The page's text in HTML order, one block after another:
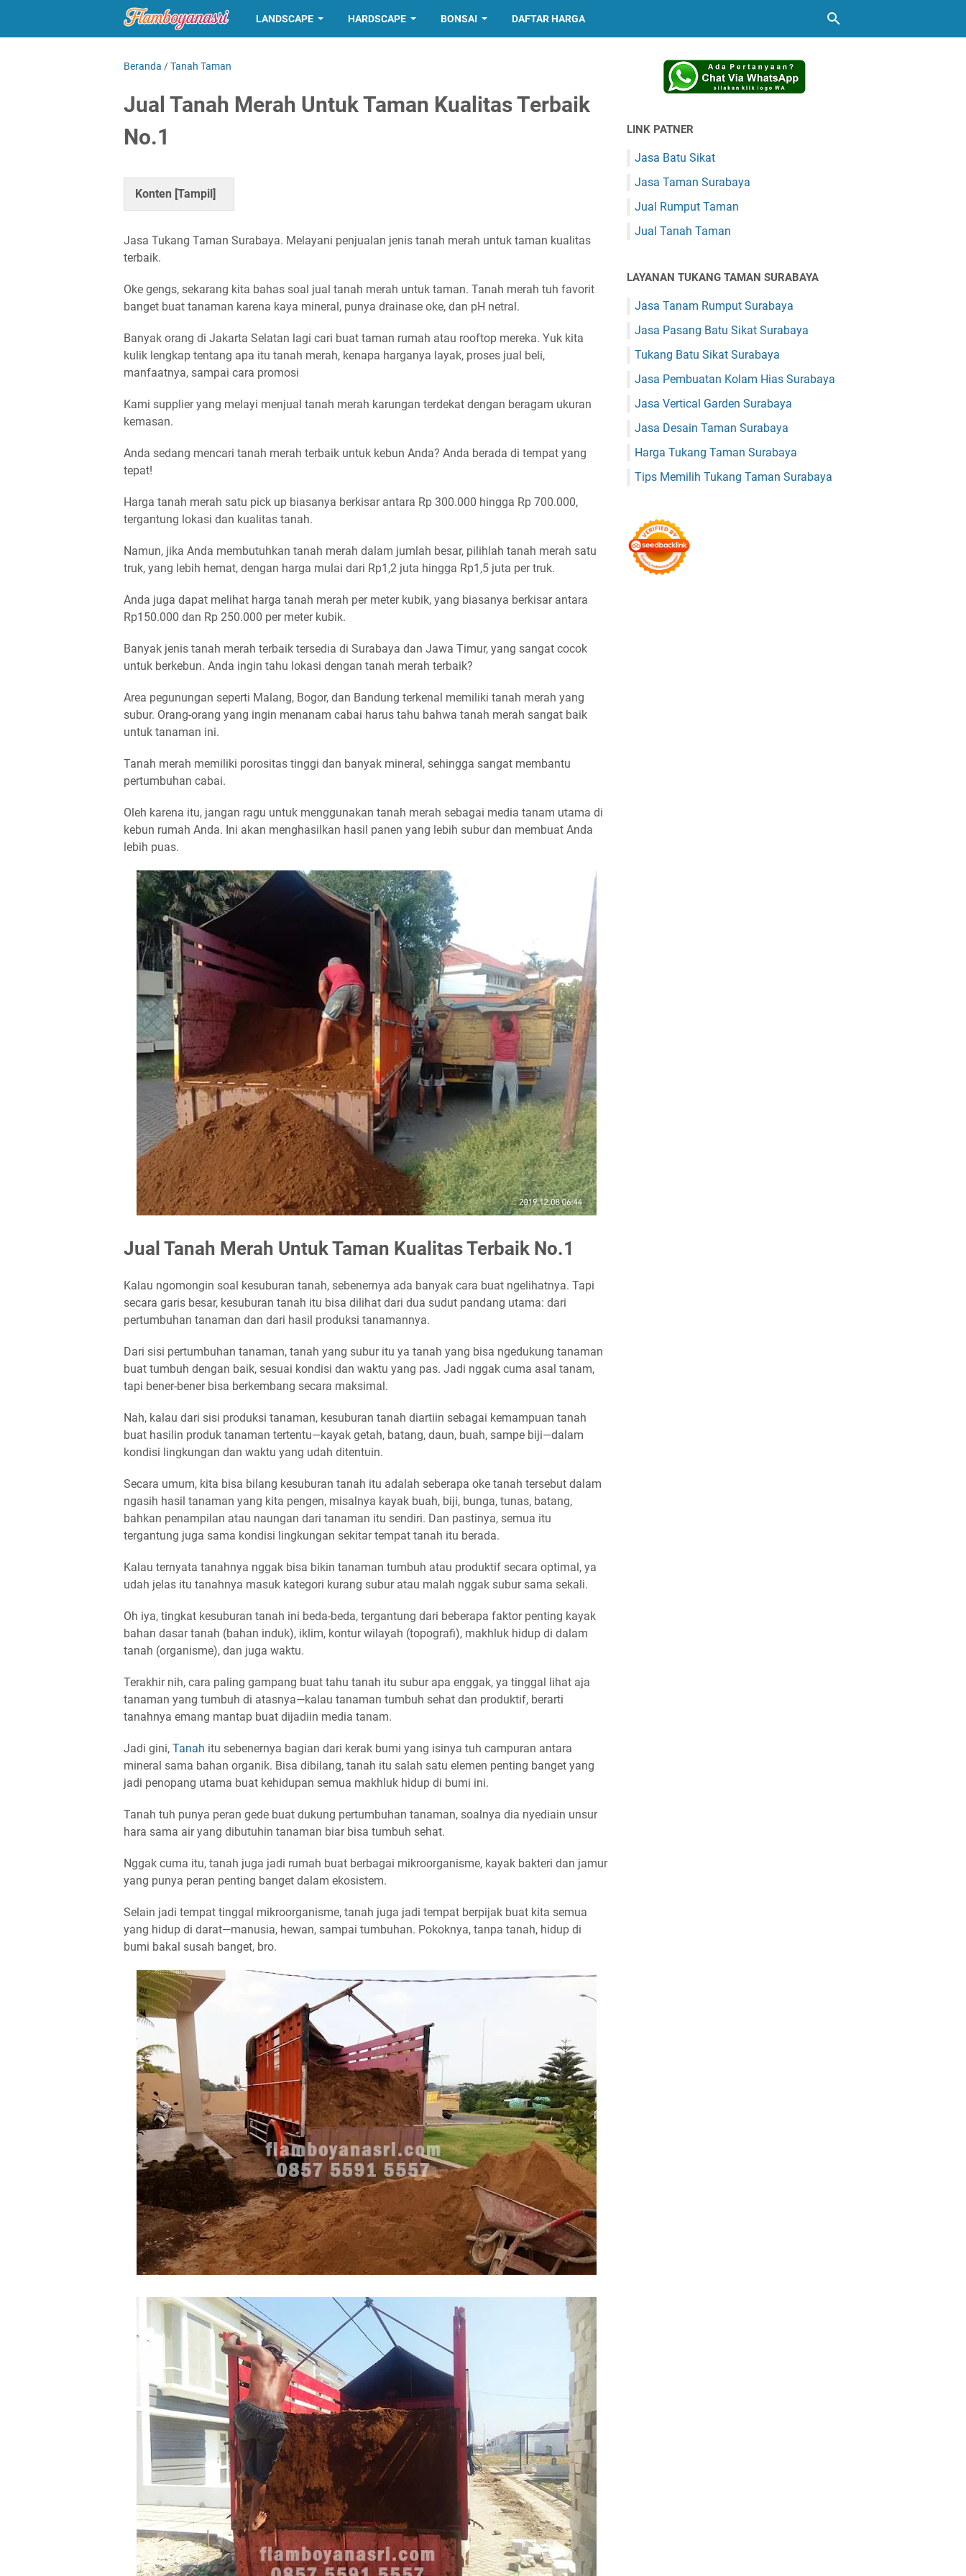
LANDSCAPE HARDSCAPE BONSAI DAFTAR HARGA
Beranda /Tanah Taman
Jual Tanah Merah Untuk Taman Kualitas Terbaik
No.1
Konten [Tampil]
Jasa Tukang Taman Surabaya. Melayani penjualan jenis tanah merah untuk taman kualitas
terbaik.
Oke gengs, sekarang kita bahas soal jual tanah merah untuk taman. Tanah merah tuh favorit
banget buat tanaman karena kaya mineral, punya drainase oke, dan pH netral.
Banyak orang di Jakarta Selatan lagi cari buat taman rumah atau rooftop mereka. Yuk kita
kulik lengkap tentang apa itu tanah merah, kenapa harganya layak, proses jual beli,
manfaatnya, sampai cara promosi
Kami supplier yang melayi menjual tanah merah karungan terdekat dengan beragam ukuran
kemasan.
Anda sedang mencari tanah merah terbaik untuk kebun Anda? Anda berada di tempat yang
tepat!
Harga tanah merah satu pick up biasanya berkisar antara Rp 300.000 hingga Rp 700.000,
tergantung lokasi dan kualitas tanah.
Namun, jika Anda membutuhkan tanah merah dalam jumlah besar, pilihlah tanah merah satu
truk, yang lebih hemat, dengan harga mulai dari Rp1,2 juta hingga Rp1,5 juta per truk.
Anda juga dapat melihat harga tanah merah per meter kubik, yang biasanya berkisar antara
Rp150.000 dan Rp 250.000 per meter kubik.
Banyak jenis tanah merah terbaik tersedia di Surabaya dan Jawa Timur, yang sangat cocok
untuk berkebun. Anda ingin tahu lokasi dengan tanah merah terbaik?
Area pegunungan seperti Malang, Bogor, dan Bandung terkenal memiliki tanah merah yang
subur. Orang-orang yang ingin menanam cabai harus tahu bahwa tanah merah sangat baik
untuk tanaman ini.
Tanah merah memiliki porositas tinggi dan banyak mineral, sehingga sangat membantu
pertumbuhan cabai.
Oleh karena itu, jangan ragu untuk menggunakan tanah merah sebagai media tanam utama di
kebun rumah Anda. Ini akan menghasilkan hasil panen yang lebih subur dan membuat Anda
lebih puas.
Jual Tanah Merah Untuk Taman Kualitas Terbaik No.1
Kalau ngomongin soal kesuburan tanah, sebenernya ada banyak cara buat ngelihatnya. Tapi
secara garis besar, kesuburan tanah itu bisa dilihat dari dua sudut pandang utama: dari
pertumbuhan tanaman dan dari hasil produksi tanamannya.
Dari sisi pertumbuhan tanaman, tanah yang subur itu ya tanah yang bisa ngedukung tanaman
buat tumbuh dengan baik, sesuai kondisi dan waktu yang pas. Jadi nggak cuma asal tanam,
tapi bener-bener bisa berkembang secara maksimal.
Nah, kalau dari sisi produksi tanaman, kesuburan tanah diartiin sebagai kemampuan tanah
buat hasilin produk tanaman tertentu—kayak getah, batang, daun, buah, sampe biji—dalam
kondisi lingkungan dan waktu yang udah ditentuin.
Secara umum, kita bisa bilang kesuburan tanah itu adalah seberapa oke tanah tersebut dalam
ngasih hasil tanaman yang kita pengen, misalnya kayak buah, biji, bunga, tunas, batang,
bahkan penampilan atau naungan dari tanaman itu sendiri. Dan pastinya, semua itu
tergantung juga sama kondisi lingkungan sekitar tempat tanah itu berada.
Kalau ternyata tanahnya nggak bisa bikin tanaman tumbuh atau produktif secara optimal, ya
udah jelas itu tanahnya masuk kategori kurang suburatau malah nggak subur sama sekali.
Oh iya, tingkat kesuburan tanah ini beda-beda, tergantung dari beberapa faktor penting kayak
bahan dasar tanah (bahan induk), iklim, kontur wilayah (topografi), makhluk hidup di dalam
tanah (organisme), dan juga waktu.
Terakhir nih, cara paling gampang buat tahu tanah itu subur apa enggak, ya tinggal lihat aja
tanaman yang tumbuh di atasnya—kalau tanaman tumbuh sehat dan produktif, berarti
tanahnya emang mantap buat dijadiin media tanam.
Jadi gini, Tanah itu sebenernya bagian dari kerak bumi yang isinya tuh campuran antara
mineral sama bahan organik. Bisa dibilang, tanah itu salah satu elemen penting banget yang
jadi penopang utama buat kehidupan semua makhluk hidup di bumi ini.
Tanah tuh punya peran gede buat dukung pertumbuhan tanaman, soalnya dia nyediain unsur
hara sama air yang dibutuhin tanaman biar bisa tumbuh sehat.
Nggak cuma itu, tanah juga jadi rumah buat berbagai mikroorganisme, kayak bakteri dan jamur
yang punya peran penting banget dalam ekosistem.
Selain jadi tempat tinggal mikroorganisme, tanah juga jadi tempat berpijak buat kita semua
yang hidup di darat—manusia, hewan, sampai tumbuhan. Pokoknya, tanpa tanah, hidup di
bumi bakal susah banget, bro.
LINK PATNER
Jasa Batu Sikat
Jasa Taman Surabaya
Jual Rumput Taman
Jual Tanah Taman
LAYANAN TUKANG TAMAN SURABAYA
Jasa Tanam Rumput Surabaya
Jasa Pasang Batu Sikat Surabaya
Tukang Batu Sikat Surabaya
Jasa Pembuatan Kolam Hias Surabaya
Jasa Vertical Garden Surabaya
Jasa Desain Taman Surabaya
Harga Tukang Taman Surabaya
Tips Memilih Tukang Taman Surabaya